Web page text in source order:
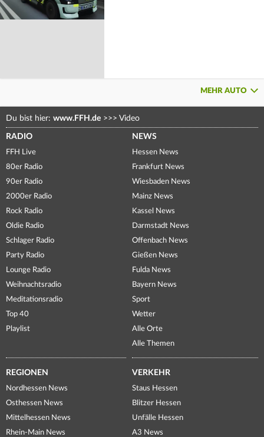
MEHR AUTO
Du bist hier: www.FFH.de >>> Video
RADIO
FFH Live
80er Radio
90er Radio
2000er Radio
Rock Radio
Oldie Radio
Schlager Radio
Party Radio
Lounge Radio
Weihnachtsradio
Meditationsradio
Top 40
Playlist
NEWS
Hessen News
Frankfurt News
Wiesbaden News
Mainz News
Kassel News
Darmstadt News
Offenbach News
Gießen News
Fulda News
Bayern News
Sport
Wetter
Alle Orte
Alle Themen
REGIONEN
Nordhessen News
Osthessen News
Mittelhessen News
Rhein-Main News
VERKEHR
Staus Hessen
Blitzer Hessen
Unfälle Hessen
A3 News